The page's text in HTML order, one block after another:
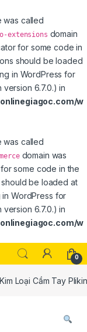
was called
extensions domain
for some code in
should be loaded
in WordPress for
6.7.0.) in
w
was called
domain was
some code in the
be loaded at
WordPress for
6.7.0.) in
w
0
Loại Cầm Tay